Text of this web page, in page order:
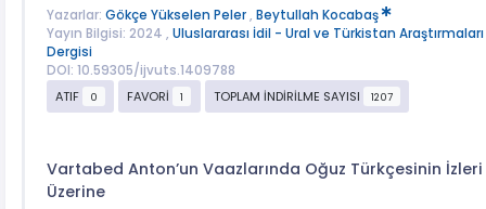
Yazarlar: Gökçe Yükselen Peler, Beytullah Kocabaş
Yayın Bilgisi: 2024 , Uluslararası İdil - Ural ve Türkistan Araştırmaları
Dergisi
DOI: 10.59305/ijvuts.1409788
ATIF
0 FAVORİ 1 TOPLAM İNDİRİLME SAYISI 1207
Vartabed Anton’un Vaazlarında Oğuz Türkçesinin İzleri
Üzerine